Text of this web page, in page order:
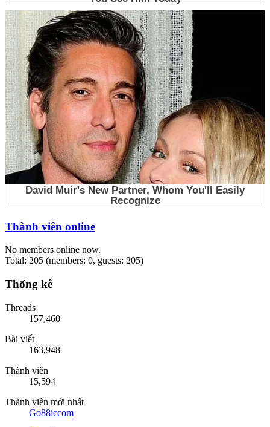
Thành viên online
No members online now.
Total: 205 (members: 0, guests: 205)
Thống kê
Threads
157,460
Bài viết
163,948
Thành viên
15,594
Thành viên mới nhất
Go88iccom